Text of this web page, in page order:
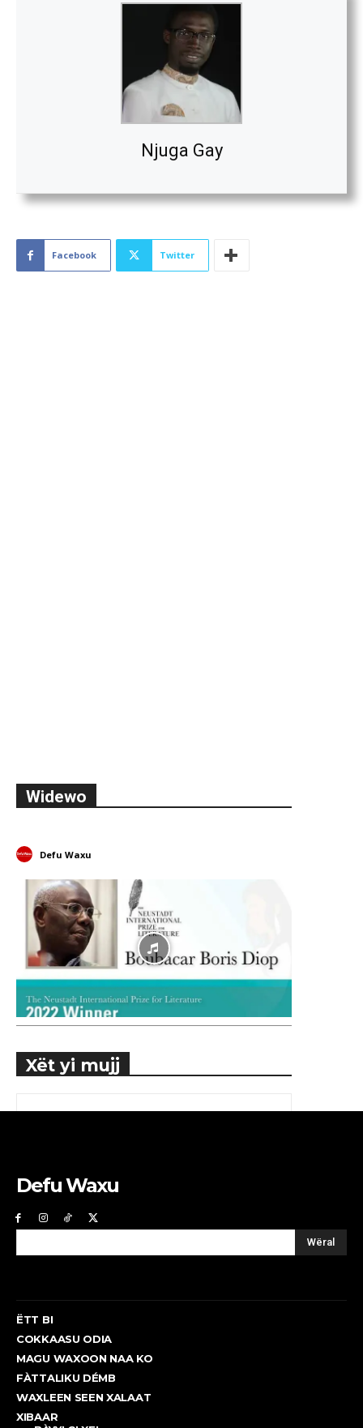
Njuga Gay
Facebook Twitter
Widewo
Defu Waxu
Xët yi mujj
Defu Waxu
Wëral
ËTT BI
COKKAASU ODIA
MAGU WAXOON NAA KO
FÀTTALIKU DÉMB
WAXLEEN SEEN XALAAT
XIBAAR